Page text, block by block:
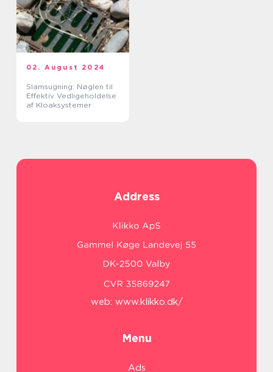
02. August 2024
Slamsugning: Nøglen til
Effektiv Vedligeholdelse
af Kloaksystemer
Address
web: www.klikko.dk/
Menu
Ads